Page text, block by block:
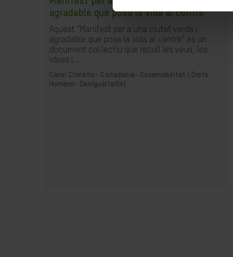
agradable que posa la vida al centre
Aquest “Manifest per a una ciutat verda i
agradable que posa la vida al centre” és un
document col·lectiu que recull les veus, les
idees i...
Canvi Climàtic- Ciutadania- Governabilitat i Drets
Humans- Desigualtat(s)